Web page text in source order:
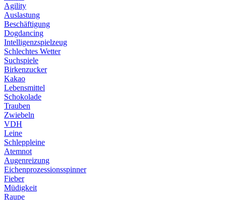
Agility
Auslastung
Beschäftigung
Dogdancing
Intelligenzspielzeug
Schlechtes Wetter
Suchspiele
Birkenzucker
Kakao
Lebensmittel
Schokolade
Trauben
Zwiebeln
VDH
Leine
Schleppleine
Atemnot
Augenreizung
Eichenprozessionsspinner
Fieber
Müdigkeit
Raupe